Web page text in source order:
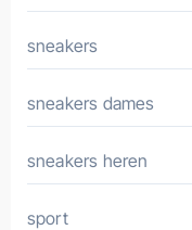
sneakers
sneakers dames
sneakers heren
sport